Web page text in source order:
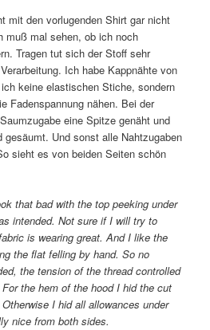
mit den vorlugenden Shirt gar nicht
mal sehen, ob ich noch
Tragen tut sich der Stoff sehr
Ich habe Kappnähte von
keine elastischen Stiche, sondern
Fadenspannung nähen. Bei der
eine Spitze genäht und
gesäumt. Und sonst alle Nahtzugaben
sieht es von beiden Seiten schön
that bad with the top peeking under
intended. Not sure if I will try to
is wearing great. And I like the
the flat felling by hand. So no
the tension of the thread controlled
the hem of the hood I hid the cut
I hid all allowances under
nice from both sides.